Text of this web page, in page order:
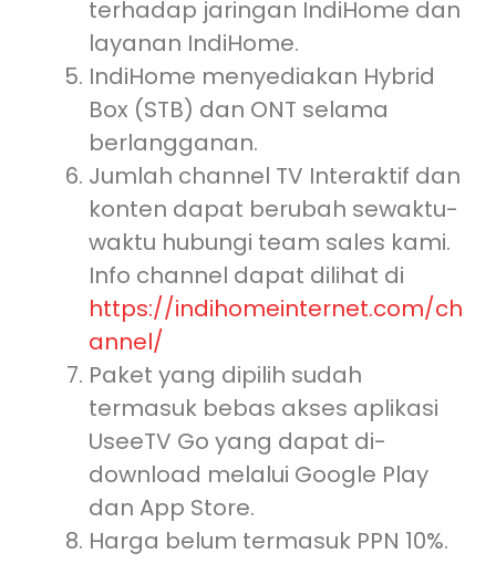
terhadap jaringan IndiHome dan
layanan IndiHome.
IndiHome menyediakan Hybrid
Box (STB) dan ONT selama
berlangganan.
Jumlah channel TV Interaktif dan
konten dapat berubah sewaktu-
waktu hubungi team sales kami.
Info channel dapat dilihat di
https://indihomeinternet.com/ch
annel/
Paket yang dipilih sudah
termasuk bebas akses aplikasi
UseeTV Go yang dapat di-
download melalui Google Play
dan App Store.
Harga belum termasuk PPN 10%.